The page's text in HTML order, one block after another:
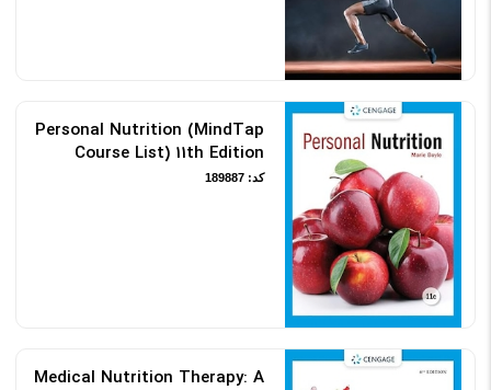
Personal Nutrition (MindTap
Course List) 11th Edition
کد: 189887
Medical Nutrition Therapy: A